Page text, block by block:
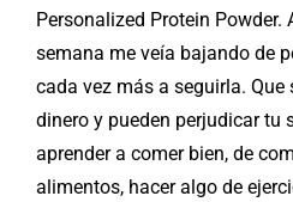
Personalized Protein Powder.
semana me veía bajando de
cada vez más a seguirla.
dinero y pueden perjudicar tu
aprender a comer bien, de
alimentos, hacer algo de